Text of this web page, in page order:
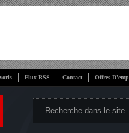
Flux RSS Contact Offres